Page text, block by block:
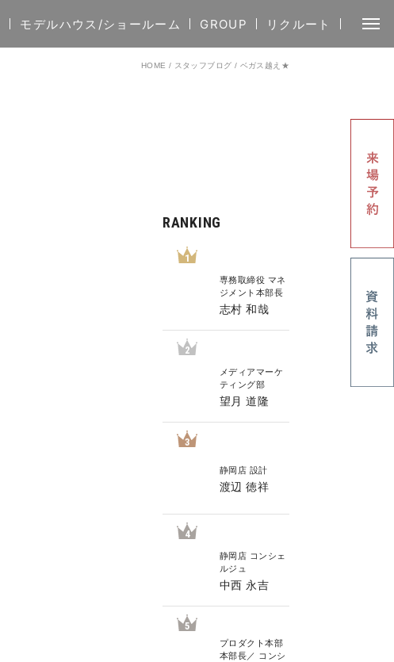
モデルハウス/ショールーム GROUP リクルート
HOME / スタッフブログ / ベガス越え★
RANKING
1
専務取締役 マネ
ジメント本部長
志村 和哉
2
メディアマーケ
ティング部
望月 道隆
3
静岡店 設計
渡辺 徳祥
4
静岡店 コンシェ
ルジュ
中西 永吉
5
プロダクト本部
本部長／ コンシ